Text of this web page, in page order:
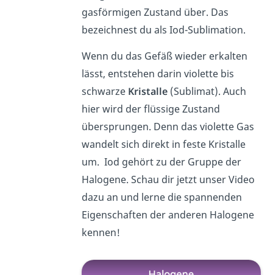
gasförmigen Zustand über. Das
bezeichnest du als Iod-Sublimation.
Wenn du das Gefäß wieder erkalten
lässt, entstehen darin violette bis
schwarze Kristalle (Sublimat). Auch
hier wird der flüssige Zustand
übersprungen. Denn das violette Gas
wandelt sich direkt in feste Kristalle
um. Iod gehört zu der Gruppe der
Halogene. Schau dir jetzt unser Video
dazu an und lerne die spannenden
Eigenschaften der anderen Halogene
kennen!